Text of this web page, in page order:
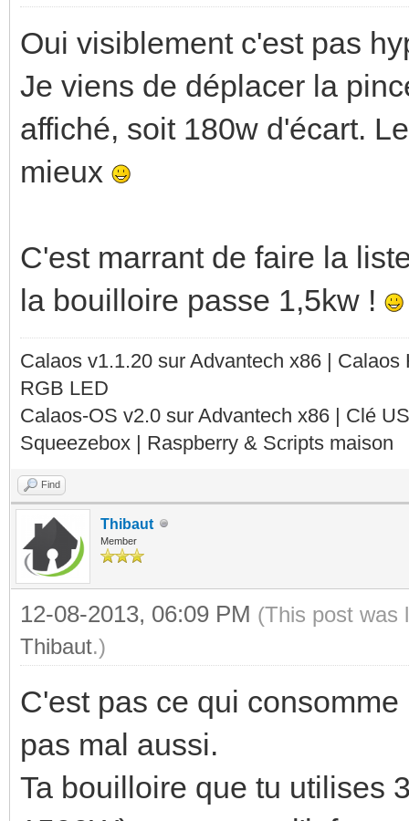
Oui visiblement c'est pas
Je viens de déplacer la
affiché, soit 180w d'écart.
mieux
C'est marrant de faire la
la bouilloire passe 1,5kw !
Calaos v1.1.20 sur Advantech x86 |
RGB LED
Calaos-OS v2.0 sur Advantech x86 | Clé
Squeezebox | Raspberry & Scripts maison
Find
Thibaut
Member
12-08-2013, 06:09 PM (This post was
Thibaut.)
C'est pas ce qui
pas mal aussi.
Ta bouilloire que tu utilises